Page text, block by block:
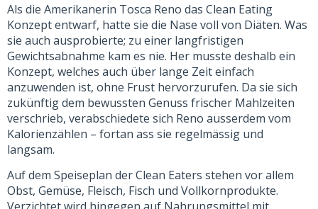
Als die Amerikanerin Tosca Reno das Clean Eating
Konzept entwarf, hatte sie die Nase voll von Diäten. Was
sie auch ausprobierte; zu einer langfristigen
Gewichtsabnahme kam es nie. Her musste deshalb ein
Konzept, welches auch über lange Zeit einfach
anzuwenden ist, ohne Frust hervorzurufen. Da sie sich
zukünftig dem bewussten Genuss frischer Mahlzeiten
verschrieb, verabschiedete sich Reno ausserdem vom
Kalorienzählen – fortan ass sie regelmässig und
langsam.
Auf dem Speiseplan der Clean Eaters stehen vor allem
Obst, Gemüse, Fleisch, Fisch und Vollkornprodukte.